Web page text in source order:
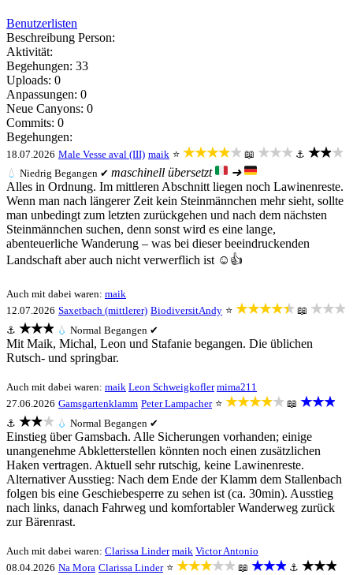
Benutzerlisten
Beschreibung Person:
Aktivität:
Begehungen: 33
Uploads: 0
Anpassungen: 0
Neue Canyons: 0
Commits: 0
Begehungen:
18.07.2026 Male Vesse aval (III) maik ⭐ ★★★★★ 📖 ★★★ ⚓ ★★★
💧 Niedrig Begangen ✔ maschinell übersetzt
➜
Alles in Ordnung. Im mittleren Abschnitt liegen noch Lawinenreste.
Wenn man nach längerer Zeit kein Steinmännchen mehr sieht, sollte
man unbedingt zum letzten zurückgehen und nach dem nächsten
Steinmännchen suchen, denn sonst wird es eine lange,
abenteuerliche Wanderung – was bei dieser beeindruckenden
Landschaft aber auch nicht verwerflich ist ☺️👍
Auch mit dabei waren: maik
12.07.2026 Saxetbach (mittlerer) BiodiversitAndy ⭐ ★★★★★ 📖 ★★★
⚓ ★★★ 💧 Normal Begangen ✔
Mit Maik, Michal, Leon und Stafanie begangen. Die üblichen
Rutsch- und springbar.
Auch mit dabei waren: maik Leon Schweigkofler mima211
27.06.2026 Gamsgartenklamm Peter Lampacher ⭐ ★★★★★ 📖 ★★★
⚓ ★★★ 💧 Normal Begangen ✔
Einstieg über Gamsbach. Alle Sicherungen vorhanden; einige
unangenehme Abkletterstellen könnten noch einen zusätzlichen
Haken vertragen. Aktuell sehr rutschig, keine Lawinenreste.
Alternativer Ausstieg: Nach dem Ende der Klamm dem Stallenbach
folgen bis eine Geschiebesperre zu sehen ist (ca. 30min). Ausstieg
nach links, danach Fahrweg und komfortabler Wanderweg zurück
zur Bärenrast.
Auch mit dabei waren: Clarissa Linder maik Victor Antonio
08.04.2026 Na Mora Clarissa Linder ⭐ ★★★★★ 📖 ★★★ ⚓ ★★★